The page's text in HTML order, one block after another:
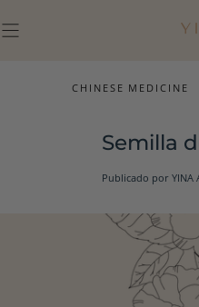
CONTENIDO
CHINESE MEDICINE
Semilla
Publicado por YINA